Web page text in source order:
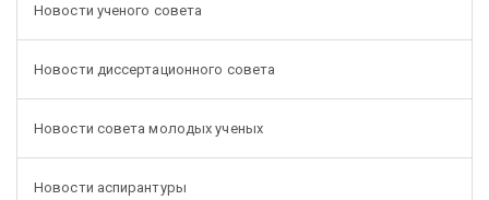
Новости ученого совета
Новости диссертационного совета
Новости совета молодых ученых
Новости аспирантуры